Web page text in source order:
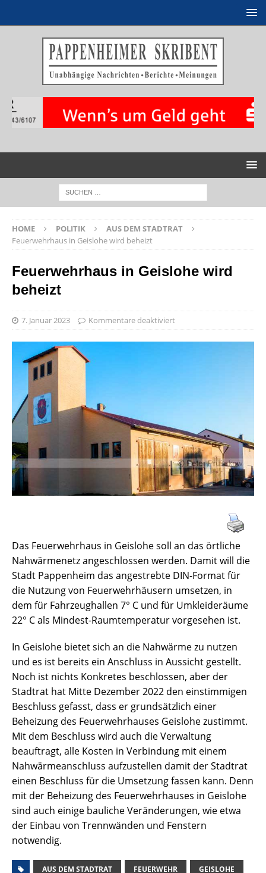
HOME POLITIK
AUS DEM STADTRAT
Feuerwehrhaus in Geislohe wird beheizt
Feuerwehrhaus in Geislohe wird
beheizt
7. Januar 2023 Kommentare deaktiviert
Das Feuerwehrhaus in Geislohe soll an das örtliche
Nahwärmenetz angeschlossen werden. Damit will die
Stadt Pappenheim das angestrebte DIN-Format für
die Nutzung von Feuerwehrhäusern umsetzen, in
dem für Fahrzeughallen 7° C und für Umkleideräume
22° C als Mindest-Raumtemperatur vorgesehen ist.
In Geislohe bietet sich an die Nahwärme zu nutzen
und es ist bereits ein Anschluss in Aussicht gestellt.
Noch ist nichts Konkretes beschlossen, aber der
Stadtrat hat Mitte Dezember 2022 den einstimmigen
Beschluss gefasst, dass er grundsätzlich einer
Beheizung des Feuerwehrhauses Geislohe zustimmt.
Mit dem Beschluss wird auch die Verwaltung
beauftragt, alle Kosten in Verbindung mit einem
Nahwärmeanschluss aufzustellen damit der Stadtrat
einen Beschluss für die Umsetzung fassen kann. Denn
mit der Beheizung des Feuerwehrhauses in Geislohe
sind auch einige bauliche Veränderungen, wie etwa
der Einbau von Trennwänden und Fenstern
notwendig.
AUS DEM STADTRAT FEUERWEHR GEISLOHE